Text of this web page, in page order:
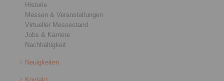
Historie
Messen & Veranstaltungen
Virtueller Messestand
Jobs & Karriere
Nachhaltigkeit
Neuigkeiten